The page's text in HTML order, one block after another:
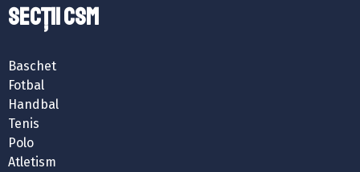
SECȚII CSM
Baschet
Fotbal
Handbal
Tenis
Polo
Atletism